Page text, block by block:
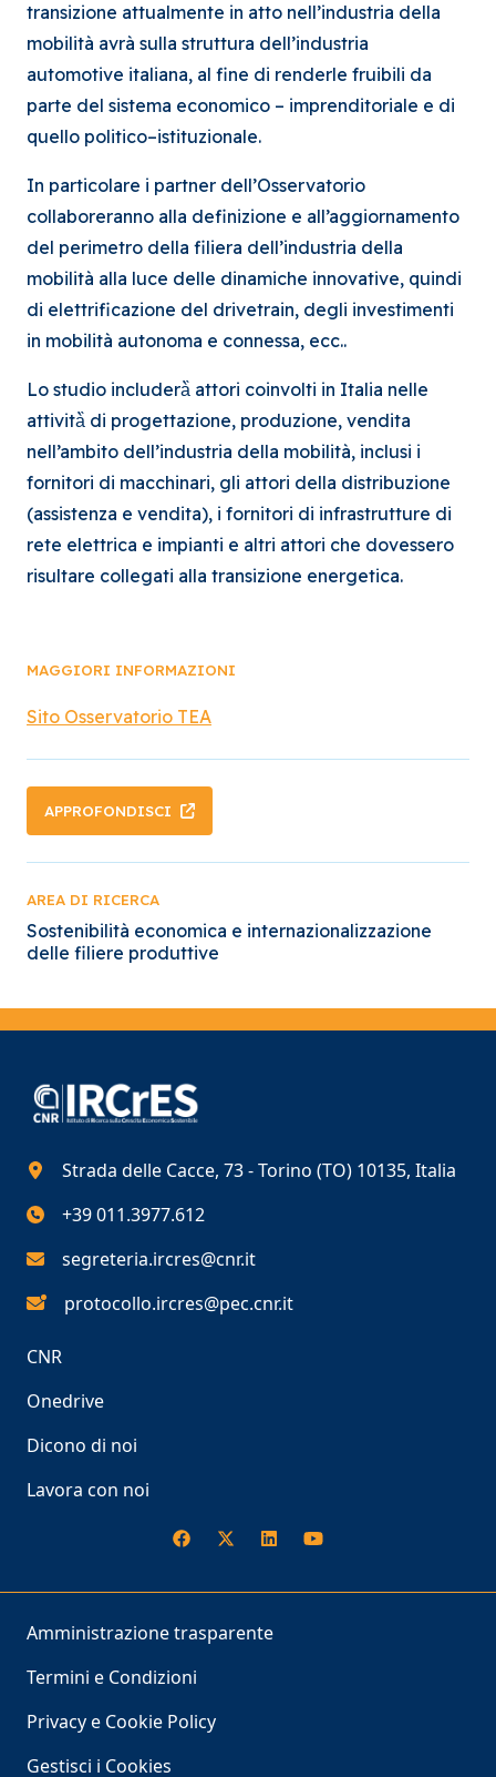
transizione attualmente in atto nell’industria della
mobilità avrà sulla struttura dell’industria
automotive italiana, al fine di renderle fruibili da
parte del sistema economico – imprenditoriale e di
quello politico–istituzionale.
In particolare i partner dell’Osservatorio
collaboreranno alla definizione e all’aggiornamento
del perimetro della filiera dell’industria della
mobilità alla luce delle dinamiche innovative, quindi
di elettrificazione del drivetrain, degli investimenti
in mobilità autonoma e connessa, ecc..
Lo studio includerà̀̀ attori coinvolti in Italia nelle
attività̀̀ di progettazione, produzione, vendita
nell’ambito dell’industria della mobilità, inclusi i
fornitori di macchinari, gli attori della distribuzione
(assistenza e vendita), i fornitori di infrastrutture di
rete elettrica e impianti e altri attori che dovessero
risultare collegati alla transizione energetica.
MAGGIORI INFORMAZIONI
Sito Osservatorio TEA
APPROFONDISCI
AREA DI RICERCA
Sostenibilità economica e internazionalizzazione
delle filiere produttive
Strada delle Cacce, 73 - Torino (TO) 10135, Italia
+39 011.3977.612
segreteria.ircres@cnr.it
protocollo.ircres@pec.cnr.it
CNR
Onedrive
Dicono di noi
Lavora con noi
Amministrazione trasparente
Termini e Condizioni
Privacy e Cookie Policy
Gestisci i Cookies